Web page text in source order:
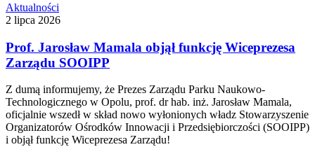
Aktualności
2 lipca 2026
Prof. Jarosław Mamala objął funkcję Wiceprezesa
Zarządu SOOIPP
Z dumą informujemy, że Prezes Zarządu Parku Naukowo-
Technologicznego w Opolu, prof. dr hab. inż. Jarosław Mamala,
oficjalnie wszedł w skład nowo wyłonionych władz Stowarzyszenie
Organizatorów Ośrodków Innowacji i Przedsiębiorczości (SOOIPP)
i objął funkcję Wiceprezesa Zarządu!